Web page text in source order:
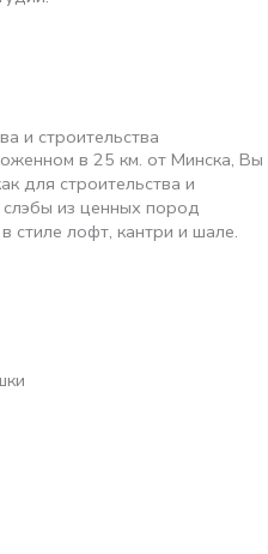
и строительства
в 25 км. от Минска, Вы
для строительства и
из ценных пород
стиле лофт, кантри и шале.